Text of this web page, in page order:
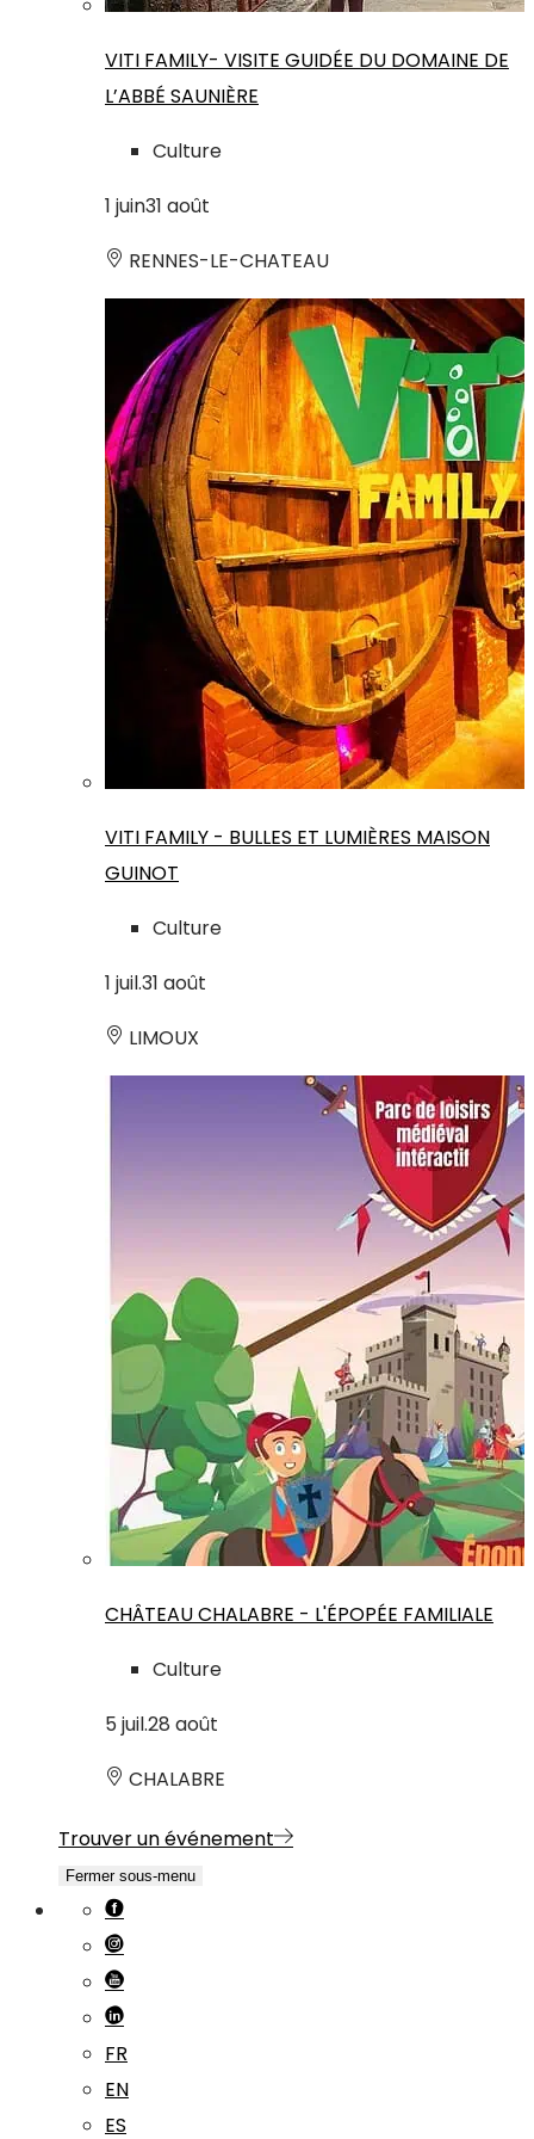
VITI FAMILY- VISITE GUIDÉE DU DOMAINE DE
L’ABBÉ SAUNIÈRE
Culture
1 juin31 août
RENNES-LE-CHATEAU
VITI FAMILY - BULLES ET LUMIÈRES MAISON
GUINOT
Culture
1 juil.31 août
LIMOUX
CHÂTEAU CHALABRE - L'ÉPOPÉE FAMILIALE
Culture
5 juil.28 août
CHALABRE
Trouver un événement
Fermer sous-menu
FR
EN
ES